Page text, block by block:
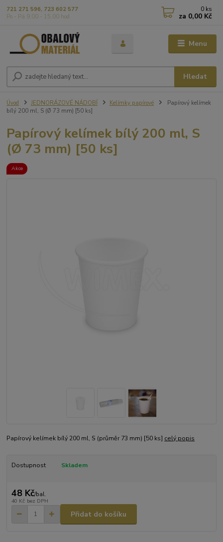
Menu
Hledat
721 271 596, 723 602 577
Po - Pá 9,00 - 15,00 hod
0 ks
za 0,00 Kč
Úvod JEDNORÁZOVÉ NÁDOBÍ Kelímky papírové
Papírový kelímek
bílý 200 ml, S (Ø 73 mm) [50 ks]
Papírový kelímek bílý 200 ml, S
(Ø 73 mm) [50 ks]
Akce
Papírový kelímek bílý 200 ml, S (průměr 73 mm) [50 ks] celý popis
Dostupnost Skladem
48 Kč/bal.
40 Kč bez DPH
Přidat do košíku